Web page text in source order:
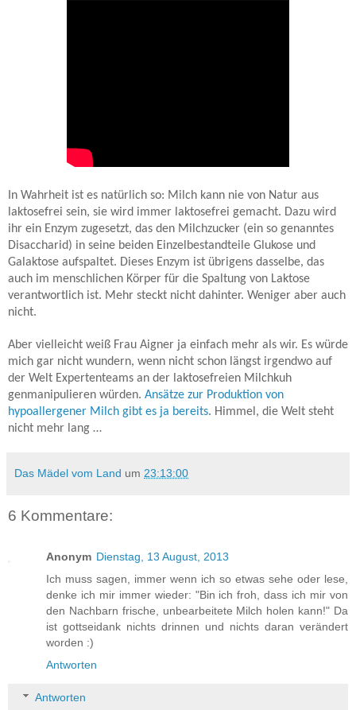
In Wahrheit ist es natürlich so: Milch kann nie von Natur aus
laktosefrei sein, sie wird immer laktosefrei gemacht. Dazu wird
ihr ein Enzym zugesetzt, das den Milchzucker (ein so genanntes
Disaccharid) in seine beiden Einzelbestandteile Glukose und
Galaktose aufspaltet. Dieses Enzym ist übrigens dasselbe, das
auch im menschlichen Körper für die Spaltung von Laktose
verantwortlich ist. Mehr steckt nicht dahinter. Weniger aber auch
nicht.
Aber vielleicht weiß Frau Aigner ja einfach mehr als wir. Es würde
mich gar nicht wundern, wenn nicht schon längst irgendwo auf
der Welt Expertenteams an der laktosefreien Milchkuh
genmanipulieren würden. Ansätze zur Produktion von
hypoallergener Milch gibt es ja bereits. Himmel, die Welt steht
nicht mehr lang …
Das Mädel vom Land um 23:13:00
6 Kommentare:
Anonym Dienstag, 13 August, 2013
Ich muss sagen, immer wenn ich so etwas sehe oder lese,
denke ich mir immer wieder: "Bin ich froh, dass ich mir von
den Nachbarn frische, unbearbeitete Milch holen kann!" Da
ist gottseidank nichts drinnen und nichts daran verändert
worden :)
Antworten
Antworten